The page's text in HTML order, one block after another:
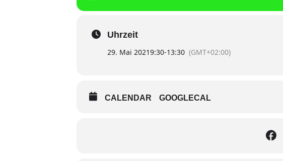
Uhrzeit
29. Mai 20219:30-13:30 (GMT+02:00)
CALENDAR GOOGLECAL